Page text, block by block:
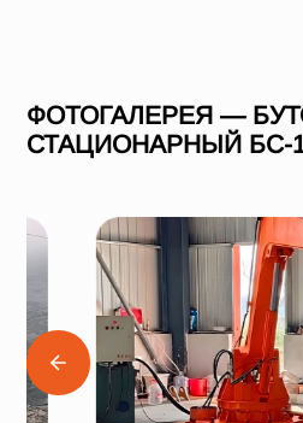
ФОТОГАЛЕРЕЯ —
СТАЦИОНАРНЫЙ БС-